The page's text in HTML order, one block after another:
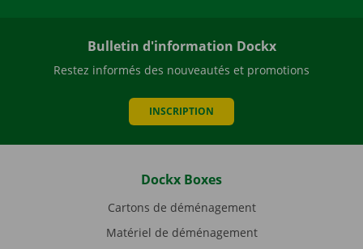
Bulletin d'information Dockx
Restez informés des nouveautés et promotions
INSCRIPTION
Dockx Boxes
Cartons de déménagement
Matériel de déménagement